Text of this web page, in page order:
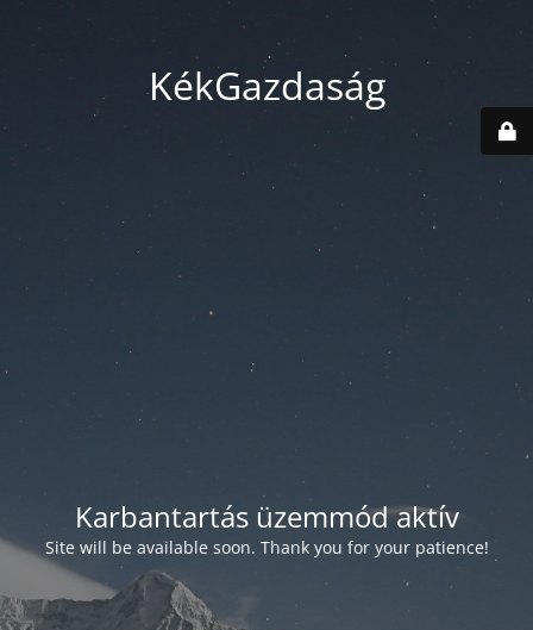
KékGazdaság
Karbantartás üzemmód aktív
Site will be available soon. Thank you for your patience!